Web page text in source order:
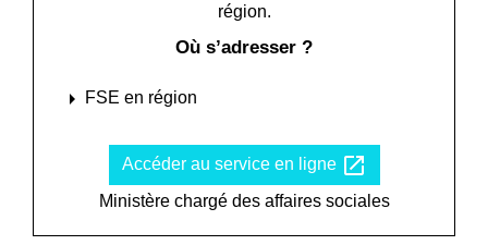
région.
Où s’adresser ?
arrow_right FSE en région
Accéder au service en ligne open_in_new
Ministère chargé des affaires sociales